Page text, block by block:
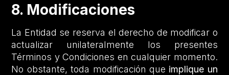
8. Modificaciones
La Entidad se reserva el derecho de modificar o
actualizar unilateralmente los presentes
Términos y Condiciones en cualquier momento.
No obstante, toda modificación que implique un